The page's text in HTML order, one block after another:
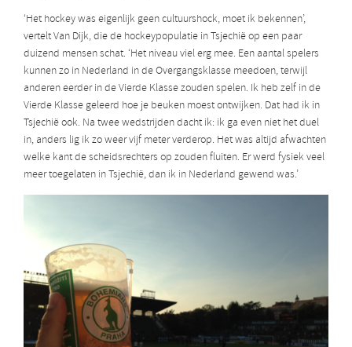
‘Het hockey was eigenlijk geen cultuurshock, moet ik bekennen’,
vertelt Van Dijk, die de hockeypopulatie in Tsjechië op een paar
duizend mensen schat. ‘Het niveau viel erg mee. Een aantal spelers
kunnen zo in Nederland in de Overgangsklasse meedoen, terwijl
anderen eerder in de Vierde Klasse zouden spelen. Ik heb zelf in de
Vierde Klasse geleerd hoe je beuken moest ontwijken. Dat had ik in
Tsjechië ook. Na twee wedstrijden dacht ik: ik ga even niet het duel
in, anders lig ik zo weer vijf meter verderop. Het was altijd afwachten
welke kant de scheidsrechters op zouden fluiten. Er werd fysiek veel
meer toegelaten in Tsjechië, dan ik in Nederland gewend was.’